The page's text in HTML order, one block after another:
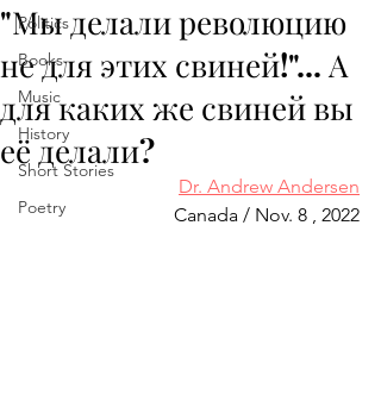
Politics
Books
Music
History
Short Stories
Poetry
"Мы делали революцию
не для этих свиней!"... А
для каких же свиней вы
её делали?
Dr. Andrew Andersen
Canada / Nov. 8 , 2022